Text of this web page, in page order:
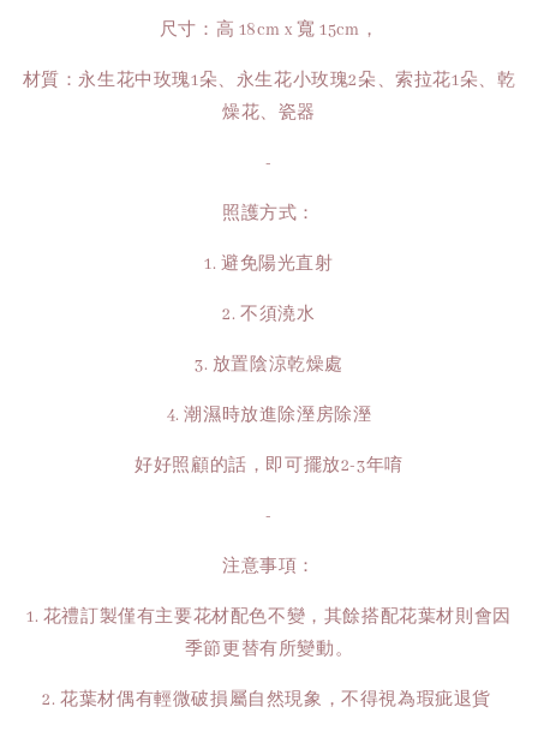
尺寸：高 18cm x 寬 15cm，
材質：永生花中玫瑰1朵、永生花小玫瑰2朵、索拉花1朵、乾
燥花、瓷器
-
照護方式：
1. 避免陽光直射
2. 不須澆水
3. 放置陰涼乾燥處
4. 潮濕時放進除溼房除溼
好好照顧的話，即可擺放2-3年唷
-
注意事項：
1. 花禮訂製僅有主要花材配色不變，其餘搭配花葉材則會因
季節更替有所變動。
2. 花葉材偶有輕微破損屬自然現象，不得視為瑕疵退貨